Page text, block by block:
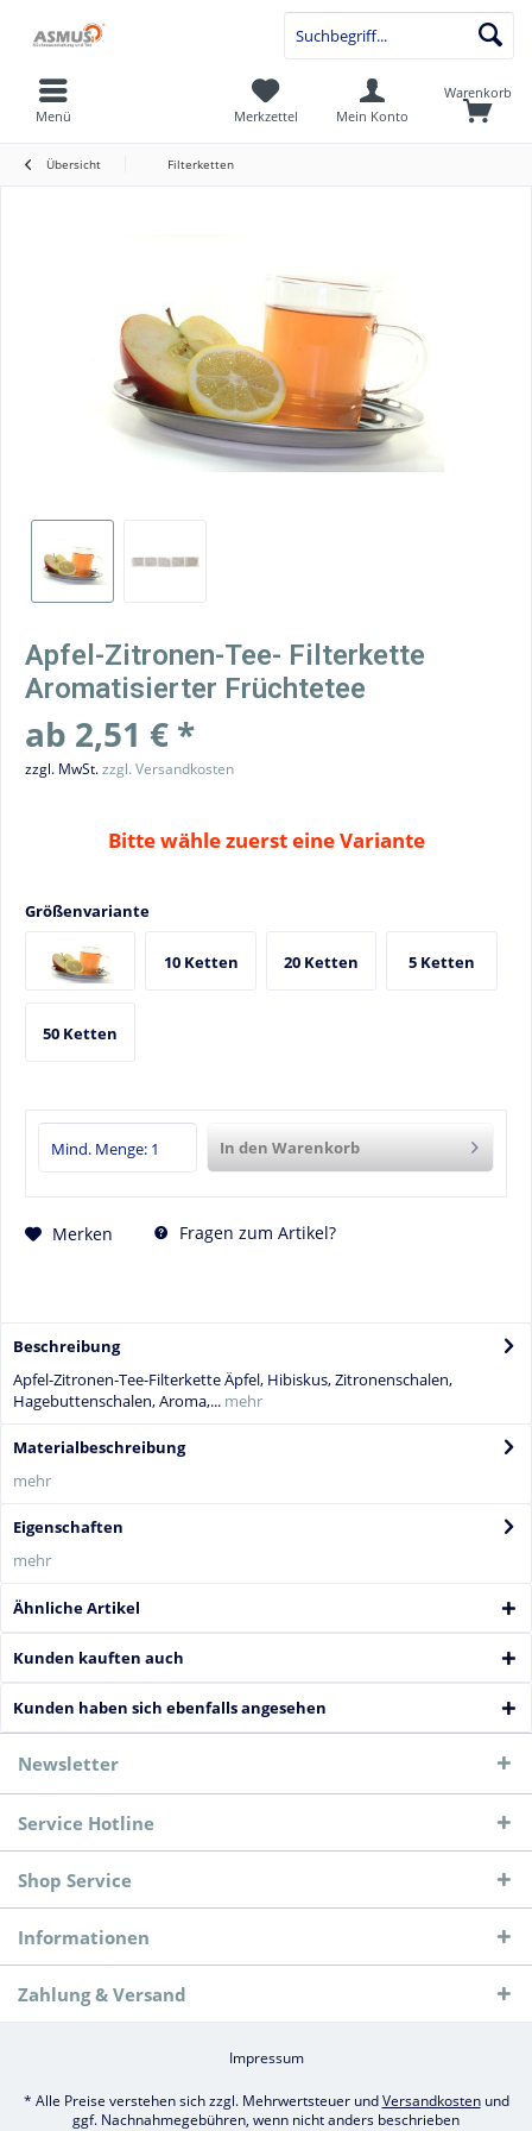
Warenkorb
Merkzettel
Mein Konto
Menü
Übersicht Filterketten
Apfel-Zitronen-Tee- Filterkette
Aromatisierter Früchtetee
ab 2,51 € *
zzgl. MwSt.zzgl. Versandkosten
Bitte wähle zuerst eine Variante
Größenvariante
10 Ketten 20 Ketten 5 Ketten
50 Ketten
In den Warenkorb
Merken Fragen zum Artikel?
Beschreibung
Apfel-Zitronen-Tee-Filterkette Äpfel, Hibiskus, Zitronenschalen,
Hagebuttenschalen, Aroma,... mehr
Materialbeschreibung
mehr
Eigenschaften
mehr
Ähnliche Artikel
Kunden kauften auch
Kunden haben sich ebenfalls angesehen
Newsletter
Service Hotline
Shop Service
Informationen
Zahlung & Versand
Impressum
* Alle Preise verstehen sich zzgl. Mehrwertsteuer undVersandkostenund
ggf. Nachnahmegebühren, wenn nicht anders beschrieben